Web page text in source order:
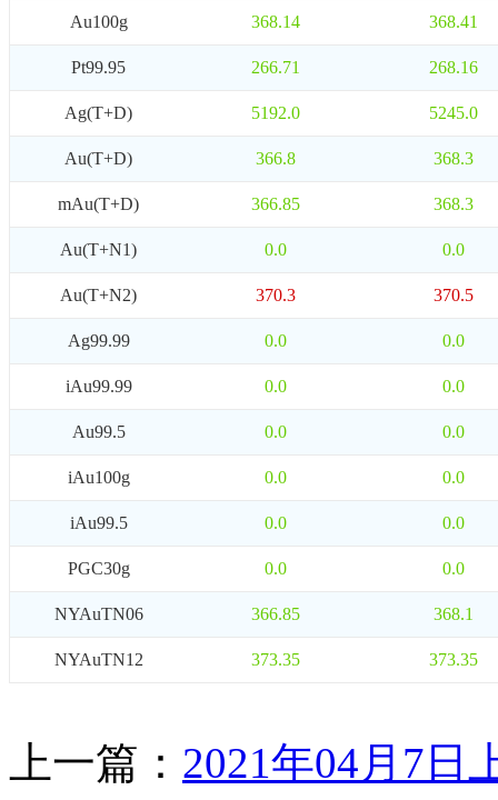
Au100g 368.14 368.41
Pt99.95 266.71 268.16
Ag(T+D) 5192.0 5245.0
Au(T+D) 366.8 368.3
mAu(T+D) 366.85 368.3
Au(T+N1) 0.0 0.0
Au(T+N2) 370.3 370.5
Ag99.99 0.0 0.0
iAu99.99 0.0 0.0
Au99.5 0.0 0.0
iAu100g 0.0 0.0
iAu99.5 0.0 0.0
PGC30g 0.0 0.0
NYAuTN06 366.85 368.1
NYAuTN12 373.35 373.35
上一篇： 2021年04月7日